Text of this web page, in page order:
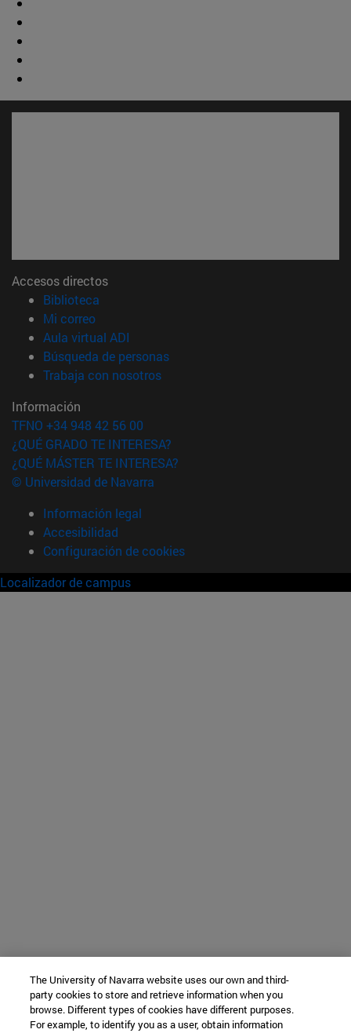
Accesos directos
Biblioteca
Mi correo(abre en nueva ventana)
Aula virtual ADI
Búsqueda de personas(abre en nueva ventana)
Trabaja con nosotros(abre en nueva ventana)
Información
TFNO +34 948 42 56 00
¿QUÉ GRADO TE INTERESA?
¿QUÉ MÁSTER TE INTERESA?
© Universidad de Navarra
Información legal
Accesibilidad
Configuración de cookies
Localizador de campus
The University of Navarra website uses our own and third-
party cookies to store and retrieve information when you
browse. Different types of cookies have different purposes.
For example, to identify you as a user, obtain information